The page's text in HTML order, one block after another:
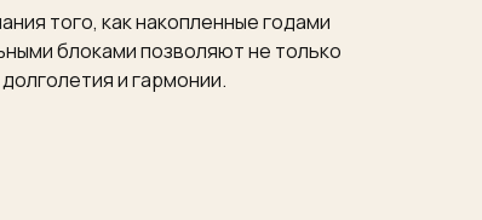
того, как накопленные годами
блоками позволяют не только
и гармонии.